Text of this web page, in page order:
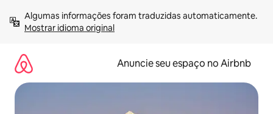
para
Mostrar idioma original
Anuncie seu espaço no Airbnb